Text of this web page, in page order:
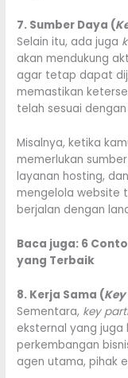
7. Sumber Daya (
Selain itu, ada juga
akan mendukung
agar tetap dapat
memastikan
telah sesuai
Misalnya, ketika
memerlukan
layanan hosting,
mengelola website
berjalan dengan
Baca juga: 6
yang Terbaik
8. Kerja Sama (
Sementara, key
eksternal yang juga
perkembangan
agen utama, pihak